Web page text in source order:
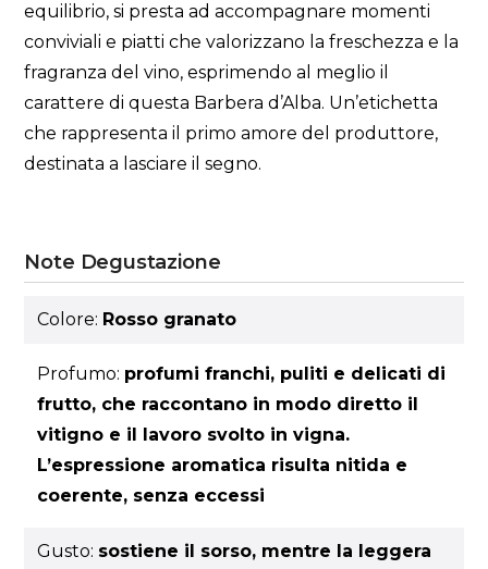
equilibrio, si presta ad accompagnare momenti
conviviali e piatti che valorizzano la freschezza e la
fragranza del vino, esprimendo al meglio il
carattere di questa Barbera d’Alba. Un’etichetta
che rappresenta il primo amore del produttore,
destinata a lasciare il segno.
Note Degustazione
Colore: Rosso granato
Profumo: profumi franchi, puliti e delicati di
frutto, che raccontano in modo diretto il
vitigno e il lavoro svolto in vigna.
L’espressione aromatica risulta nitida e
coerente, senza eccessi
Gusto: sostiene il sorso, mentre la leggera